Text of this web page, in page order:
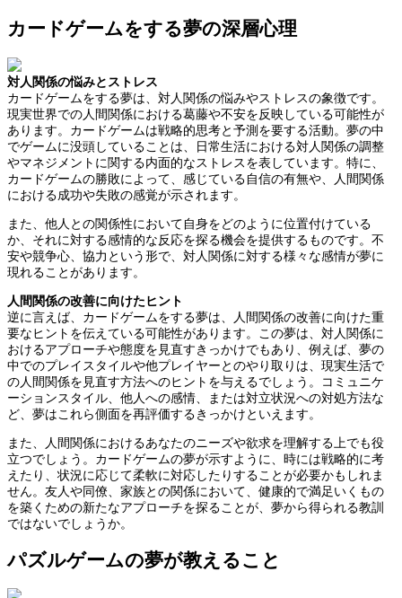
カードゲームをする夢の深層心理
対人関係の悩みとストレス
カードゲームをする夢は、対人関係の悩みやストレスの象徴です。
現実世界での人間関係における葛藤や不安を反映している可能性が
あります。カードゲームは戦略的思考と予測を要する活動。夢の中
でゲームに没頭していることは、日常生活における対人関係の調整
やマネジメントに関する内面的なストレスを表しています。特に、
カードゲームの勝敗によって、感じている自信の有無や、人間関係
における成功や失敗の感覚が示されます。
また、他人との関係性において自身をどのように位置付けている
か、それに対する感情的な反応を探る機会を提供するものです。不
安や競争心、協力という形で、対人関係に対する様々な感情が夢に
現れることがあります。
人間関係の改善に向けたヒント
逆に言えば、カードゲームをする夢は、人間関係の改善に向けた重
要なヒントを伝えている可能性があります。この夢は、対人関係に
おけるアプローチや態度を見直すきっかけでもあり、例えば、夢の
中でのプレイスタイルや他プレイヤーとのやり取りは、現実生活で
の人間関係を見直す方法へのヒントを与えるでしょう。コミュニケ
ーションスタイル、他人への感情、または対立状況への対処方法な
ど、夢はこれら側面を再評価するきっかけといえます。
また、人間関係におけるあなたのニーズや欲求を理解する上でも役
立つでしょう。カードゲームの夢が示すように、時には戦略的に考
えたり、状況に応じて柔軟に対応したりすることが必要かもしれま
せん。友人や同僚、家族との関係において、健康的で満足いくもの
を築くための新たなアプローチを探ることが、夢から得られる教訓
ではないでしょうか。
パズルゲームの夢が教えること